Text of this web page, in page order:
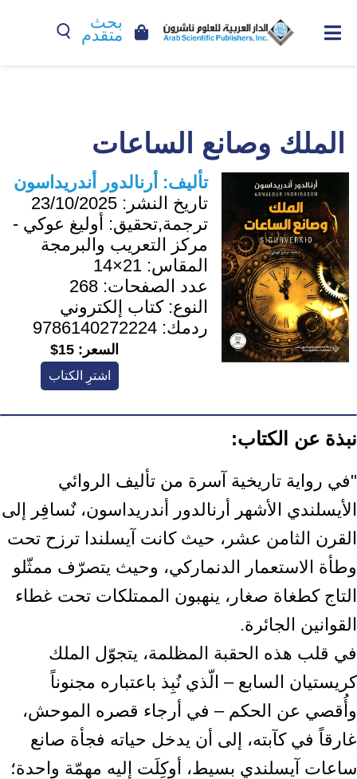
بحث
متقدم
الملك وصانع الساعات
تأليف: أرنالدور أندريداسون
تاريخ النشر: 23/10/2025
ترجمة,تحقيق: أوليغ عوكي -
مركز التعريب والبرمجة
المقاس: 21×14
عدد الصفحات: 268
النوع:كتاب إلكتروني
ردمك: 9786140272224
السعر: 15$
اشترِ الكتاب
نبذة عن الكتاب:
"في رواية تاريخية آسرة من تأليف الروائي
الأيسلندي الأشهر أرنالدور أندريداسون، نٌسافِر إلى
القرن الثامن عشر، حيث كانت آيسلندا ترزح تحت
وطأة الاستعمار الدنماركي، وحيث يتصرّف ممثّلو
التاج كطغاة صغار، ينهبون الممتلكات تحت غطاء
القوانين الجائرة.
في قلب هذه الحقبة المظلمة، يتجوّل الملك
كريستيان السابع – الّذي نُبِذ باعتباره مجنوناً
وأُقصي عن الحكم – في أرجاء قصره الموحش،
غارقاً في كآبته، إلى أن يدخل حياته فجأة صانع
ساعات آيسلندي بسيط، أوكِلَت إليه مهمّة واحدة؛